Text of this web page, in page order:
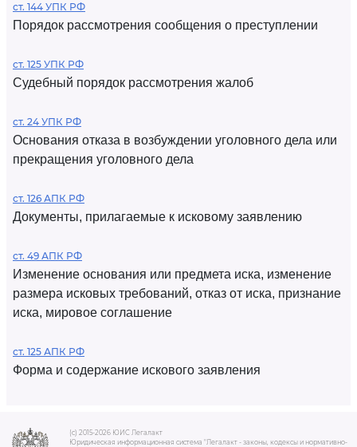
ст. 144 УПК РФ
Порядок рассмотрения сообщения о преступлении
ст. 125 УПК РФ
Судебный порядок рассмотрения жалоб
ст. 24 УПК РФ
Основания отказа в возбуждении уголовного дела или
прекращения уголовного дела
ст. 126 АПК РФ
Документы, прилагаемые к исковому заявлению
ст. 49 АПК РФ
Изменение основания или предмета иска, изменение
размера исковых требований, отказ от иска, признание
иска, мировое соглашение
ст. 125 АПК РФ
Форма и содержание искового заявления
(c) 2015-2026 ЮИС Легалакт
Юридическая информационная система "Легалакт - законы, кодексы и нормативно-